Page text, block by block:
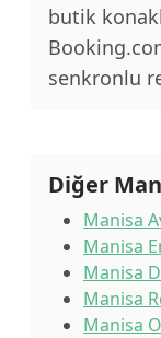
butik
senkronlu
Diğer
Manisa
Manisa
Manisa
Manisa
Manisa